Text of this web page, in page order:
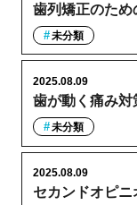
歯列矯正のため
未分類
歯が動く痛み
2025.08.09
未分類
セカンドオピ
2025.08.09